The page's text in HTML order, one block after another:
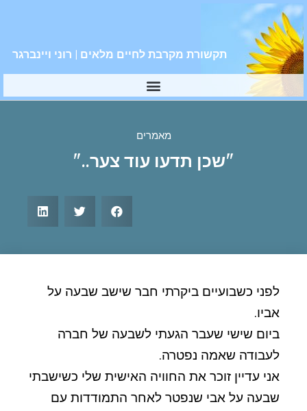
תקשורת מקרבת לחיים מלאים | רוני ויינברגר
מאמרים
"שכן תדעו עוד צער.."
לפני כשבועיים ביקרתי חבר שישב שבעה על
אביו.
ביום שישי שעבר הגעתי לשבעה של חברה
לעבודה שאמה נפטרה.
אני עדיין זוכר את החוויה האישית שלי כשישבתי
שבעה על אבי שנפטר לאחר התמודדות עם